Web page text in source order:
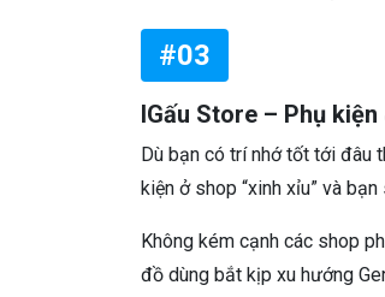
#03
IGấu Store – Phụ kiện
Dù bạn có trí nhớ tốt tới đâu
kiện ở shop “xinh xỉu” và
Không kém cạnh các shop
đồ dùng bắt kịp xu hướng